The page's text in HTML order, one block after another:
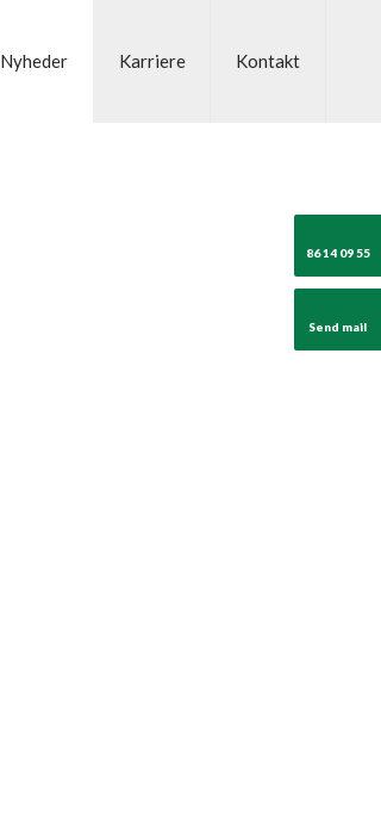
86 14 09 55
Send mail
Nyheder Karriere Kontakt